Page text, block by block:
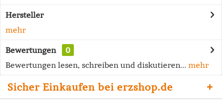
Hersteller
mehr
Bewertungen
0
Bewertungen lesen, schreiben und diskutieren... mehr
Sicher Einkaufen bei erzshop.de